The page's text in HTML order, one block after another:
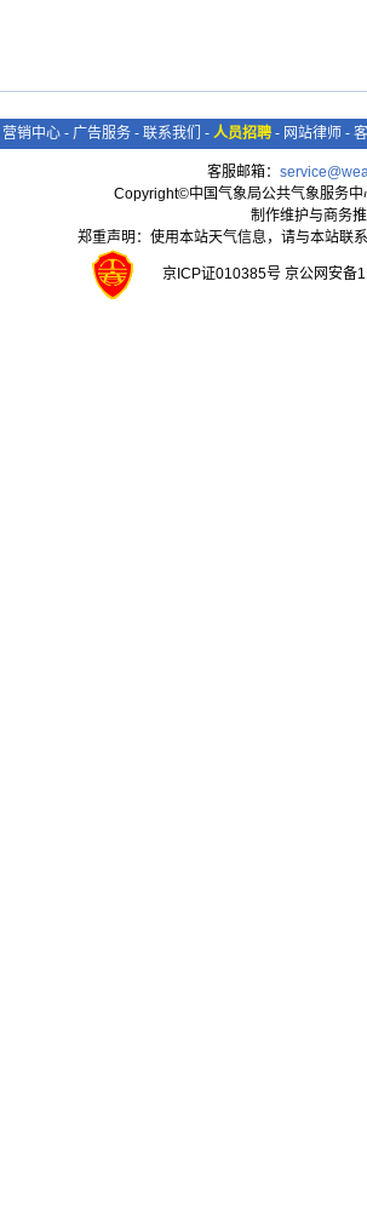
营销中心 - 广告服务 - 联系我们 - 人员招聘 - 网站律师 -
客服邮箱：
Copyright©中国气象局公共气象服务
制作维护与商务
郑重声明：使用本站天气信息，请与本站联
京ICP证010385号 京公网安备